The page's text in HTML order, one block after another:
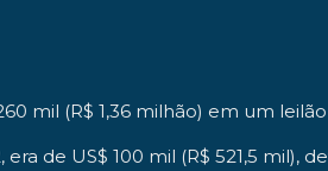
mil (R$ 1,36 milhão) em um
era de US$ 100 mil (R$ 521,5 mil),